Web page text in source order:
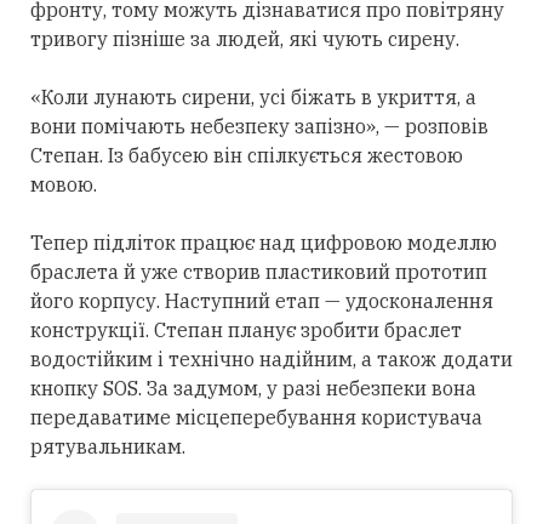
фронту, тому можуть дізнаватися про повітряну
тривогу пізніше за людей, які чують сирену.
«Коли лунають сирени, усі біжать в укриття, а
вони помічають небезпеку запізно», — розповів
Степан. Із бабусею він спілкується жестовою
мовою.
Тепер підліток працює над цифровою моделлю
браслета й уже створив пластиковий прототип
його корпусу. Наступний етап — удосконалення
конструкції. Степан планує зробити браслет
водостійким і технічно надійним, а також додати
кнопку SOS. За задумом, у разі небезпеки вона
передаватиме місцеперебування користувача
рятувальникам.